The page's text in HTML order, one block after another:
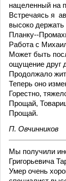
нацеленный на
Встречаясь я
высоко держать
Планку--
Работа с
Может быть
ощущение друг
Продолжало
Теперь оно
Горестно,
Прощай,
Прощай.
П. Овчинников
Мы получили
Григорьевича
Умер очень